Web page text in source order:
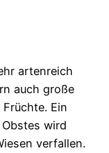
artenreich
auch große
Ein
wird
verfallen.